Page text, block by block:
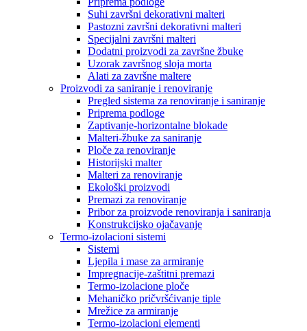
Suhi završni dekorativni malteri
Pastozni završni dekorativni malteri
Specijalni završni malteri
Dodatni proizvodi za završne žbuke
Uzorak završnog sloja morta
Alati za završne maltere
Proizvodi za saniranje i renoviranje
Pregled sistema za renoviranje i saniranje
Priprema podloge
Zaptivanje-horizontalne blokade
Malteri-žbuke za saniranje
Ploče za renoviranje
Historijski malter
Malteri za renoviranje
Ekološki proizvodi
Premazi za renoviranje
Pribor za proizvode renoviranja i saniranja
Konstrukcijsko ojačavanje
Termo-izolacioni sistemi
Sistemi
Ljepila i mase za armiranje
Impregnacije-zaštitni premazi
Termo-izolacione ploče
Mehaničko pričvršćivanje tiple
Mrežice za armiranje
Termo-izolacioni elementi